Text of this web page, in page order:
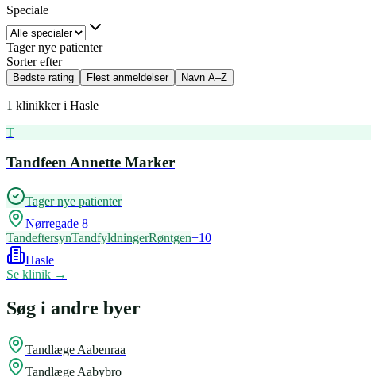
Speciale
Tager nye patienter
Sorter efter
Bedste rating Flest anmeldelser Navn A–Z
1 klinikker i Hasle
T
Tandfeen Annette Marker
Tager nye patienter
Nørregade 8
TandeftersynTandfyldningerRøntgen+10
Hasle
Se klinik →
Søg i andre byer
Tandlæge Aabenraa
Tandlæge Aabybro